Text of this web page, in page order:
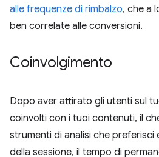
alle frequenze di rimbalzo, che a
ben correlate alle conversioni.
Coinvolgimento
Dopo aver attirato gli utenti sul
coinvolti con i tuoi contenuti, il
strumenti di analisi che preferisci
della sessione, il tempo di